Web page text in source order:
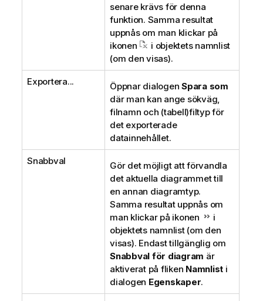
senare krävs för denna
funktion. Samma resultat
uppnås om man klickar på
ikonen
i objektets namnlist
(om den visas).
Exportera... Öppnar dialogen Spara som
där man kan ange sökväg,
filnamn och (tabell)filtyp för
det exporterade
datainnehållet.
Snabbval
Gör det möjligt att förvandla
det aktuella diagrammet till
en annan diagramtyp.
Samma resultat uppnås om
man klickar på ikonen
i
objektets namnlist (om den
visas). Endast tillgänglig om
Snabbval för diagram är
aktiverat på fliken Namnlist i
dialogen Egenskaper.